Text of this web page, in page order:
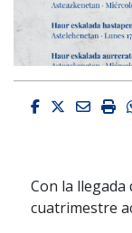
Facebook
Twitter
Email
Con la
cuatrimestre